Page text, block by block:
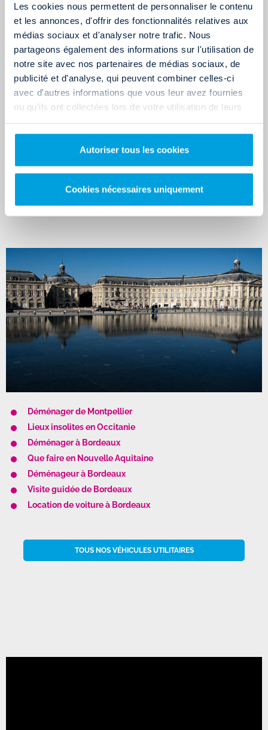
Les cookies nous permettent de personnaliser le contenu
et les annonces, d'offrir des fonctionnalités relatives aux
médias sociaux et d'analyser notre trafic. Nous
partageons également des informations sur l'utilisation de
notre site avec nos partenaires de médias sociaux, de
publicité et d'analyse, qui peuvent combiner celles-ci
avec d'autres informations que vous leur avez fournies
ou qu'ils ont collectées lors de votre utilisation de leurs
Autoriser tous les cookies
Cookies nécessaires uniquement
À titre d'information, sachez que l'aéroport de Bordeaux-
Mérignac se trouve à seulement 5 km de notre agence et deux
lignes de transports en commun (Lianes 1+ et Tram A) font la
liaison en moins de 30 minutes.
Ces points relais Rent And Dropsont également desDrivalia
Mobility Store
types de véhicules :
Voitures de tourismepour vos déplacements quotidiens et
Minibustoutes options jusqu'à 9 places pour vos sorties en
librement
Déménager de Montpellier
Lieux insolites en Occitanie
Déménager à Bordeaux
Que faire en Nouvelle Aquitaine
Déménageur à Bordeaux
Visite guidée de Bordeaux
Location de voiture à Bordeaux
TOUS NOS VÉHICULES UTILITAIRES